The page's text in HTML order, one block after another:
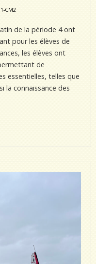
CM2
de la période 4 ont
pour les élèves de
les élèves ont
de
essentielles, telles que
la connaissance des